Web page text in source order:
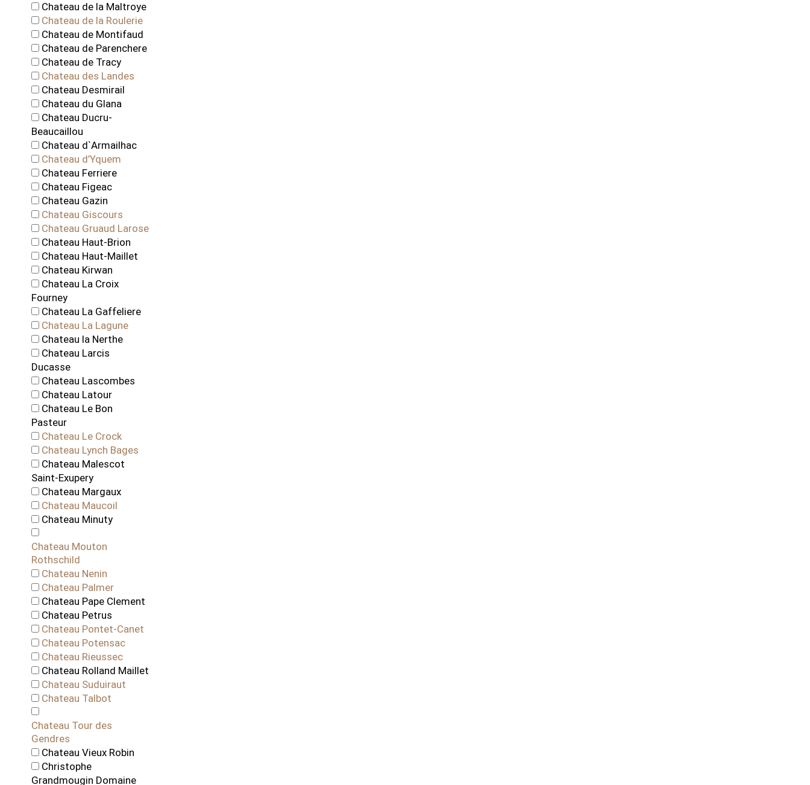
Chateau de la Maltroye
Chateau de la Roulerie
Chateau de Montifaud
Chateau de Parenchere
Chateau de Tracy
Chateau des Landes
Chateau Desmirail
Chateau du Glana
Chateau Ducru-
Beaucaillou
Chateau d`Armailhac
Chateau d’Yquem
Chateau Ferriere
Chateau Figeac
Chateau Gazin
Chateau Giscours
Chateau Gruaud Larose
Chateau Haut-Brion
Chateau Haut-Maillet
Chateau Kirwan
Chateau La Croix
Fourney
Chateau La Gaffeliere
Chateau La Lagune
Chateau la Nerthe
Chateau Larcis
Ducasse
Chateau Lascombes
Chateau Latour
Chateau Le Bon
Pasteur
Chateau Le Crock
Chateau Lynch Bages
Chateau Malescot
Saint-Exupery
Chateau Margaux
Chateau Maucoil
Chateau Minuty
Chateau Mouton
Rothschild
Chateau Nenin
Chateau Palmer
Chateau Pape Clement
Chateau Petrus
Chateau Pontet-Canet
Chateau Potensac
Chateau Rieussec
Chateau Rolland Maillet
Chateau Suduiraut
Chateau Talbot
Chateau Tour des
Gendres
Chateau Vieux Robin
Christophe
Grandmougin Domaine